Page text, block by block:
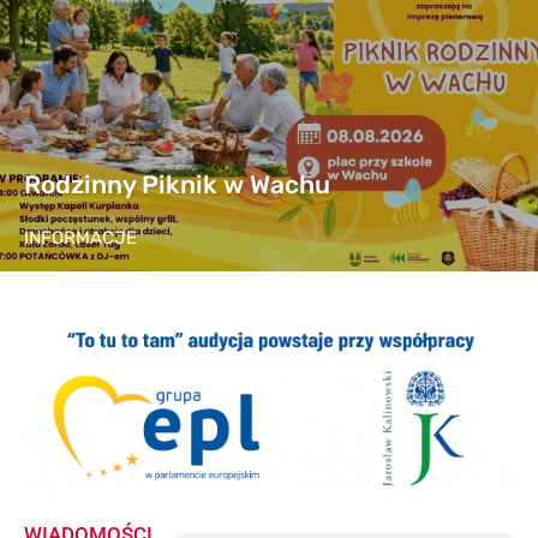
Rodzinny Piknik w Wachu
INFORMACJE